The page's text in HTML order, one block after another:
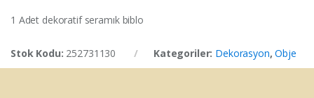
1 Adet dekoratif seramık biblo
Stok Kodu: 252731130 Kategoriler: Dekorasyon,Obje